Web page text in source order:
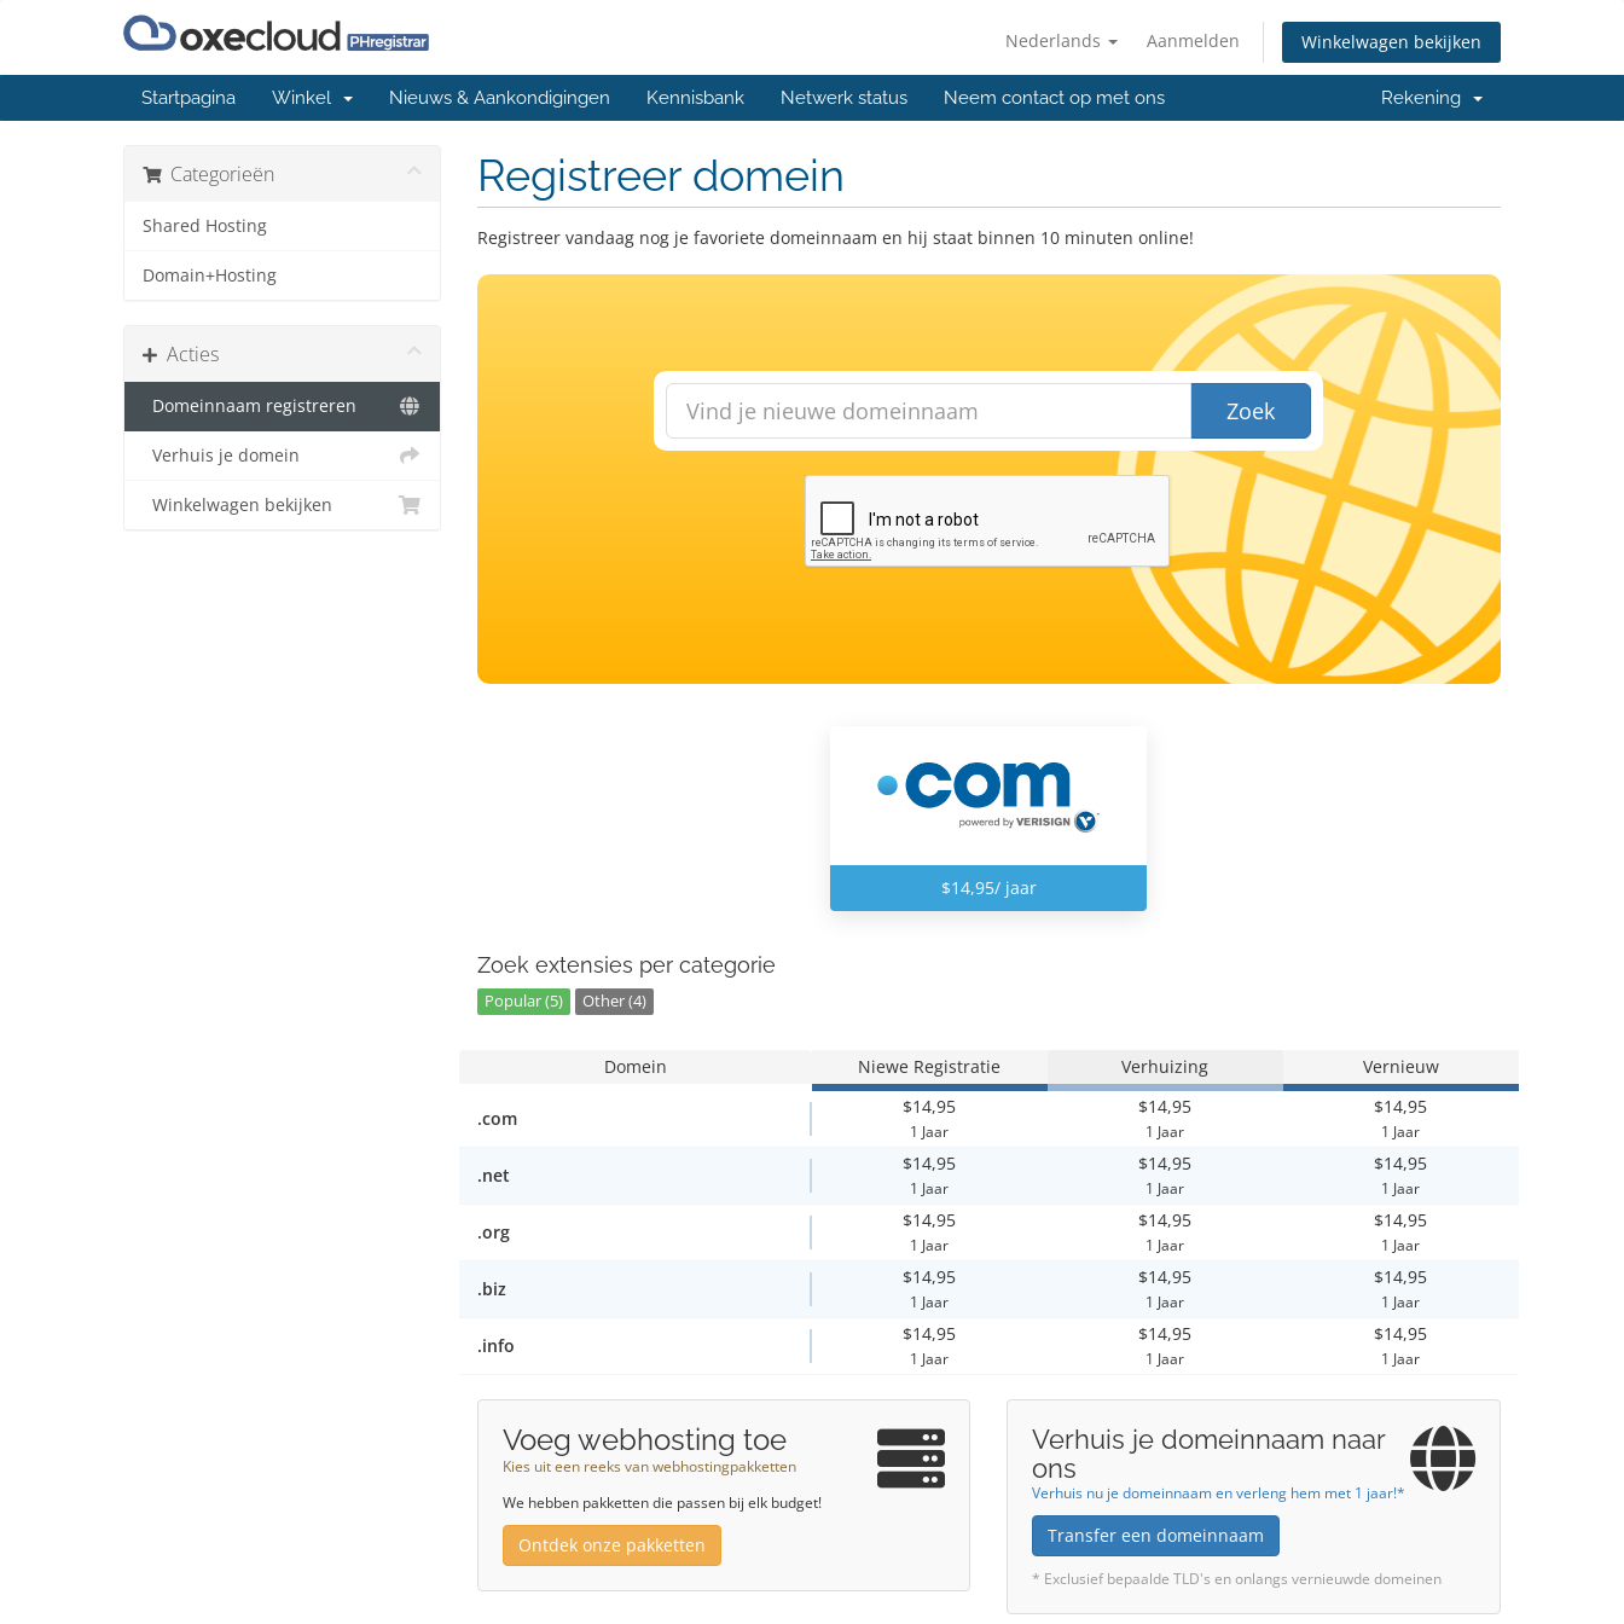
Nederlands Aanmelden Winkelwagen bekijken
Startpagina Winkel Nieuws & Aankondigingen Kennisbank Netwerk status Neem contact op met ons Rekening
Categorieën
Shared Hosting
Domain+Hosting
Acties
Domeinnaam registreren
Verhuis je domein
Winkelwagen bekijken
Registreer domein
Registreer vandaag nog je favoriete domeinnaam en hij staat binnen 10 minuten online!
Zoek
$14,95/ jaar
Zoek extensies per categorie
Popular (5) Other (4)
Domein Niewe Registratie Verhuizing Vernieuw
.com
$14,95
1 Jaar
$14,95
1 Jaar
$14,95
1 Jaar
.net
$14,95
1 Jaar
$14,95
1 Jaar
$14,95
1 Jaar
.org
$14,95
1 Jaar
$14,95
1 Jaar
$14,95
1 Jaar
.biz
$14,95
1 Jaar
$14,95
1 Jaar
$14,95
1 Jaar
.info
$14,95
1 Jaar
$14,95
1 Jaar
$14,95
1 Jaar
Voeg webhosting toe
Kies uit een reeks van webhostingpakketten
We hebben pakketten die passen bij elk budget!
Ontdek onze pakketten
Verhuis je domeinnaam naar
ons
Verhuis nu je domeinnaam en verleng hem met 1 jaar!*
Transfer een domeinnaam
* Exclusief bepaalde TLD's en onlangs vernieuwde domeinen